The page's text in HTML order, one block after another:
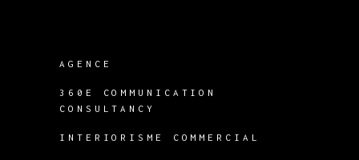
AGENCE
360E COMMUNICATION
CONSULTANCY
INTERIORISME COMMERCIAL